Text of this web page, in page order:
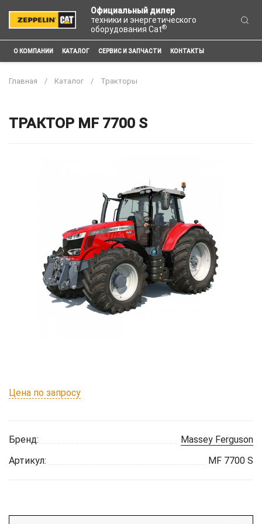
Официальный дилер
техники и энергетического
оборудования Cat®
О КОМПАНИИ КАТАЛОГ СЕРВИС И ЗАПЧАСТИ КОНТАКТЫ
Главная Каталог Тракторы
ТРАКТОР MF 7700 S
Цена по запросу
Бренд:
Massey Ferguson
Артикул:
MF 7700 S